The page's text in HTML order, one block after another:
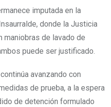
imputada en la
donde la Justicia
de lavado de
puede ser justificado.
avanzando con
de prueba, a la espera
de detención formulado